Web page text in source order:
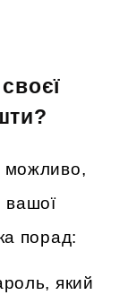
можливо,
вашої
порад:
який